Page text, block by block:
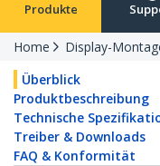
Produkte
Home Display-
Überblick
Produktbeschreibung
Technische
Treiber & Downloads
FAQ & Konformität